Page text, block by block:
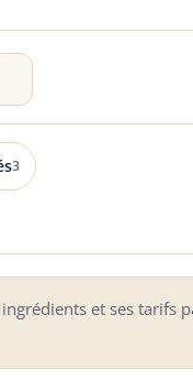
3
et ses tarifs